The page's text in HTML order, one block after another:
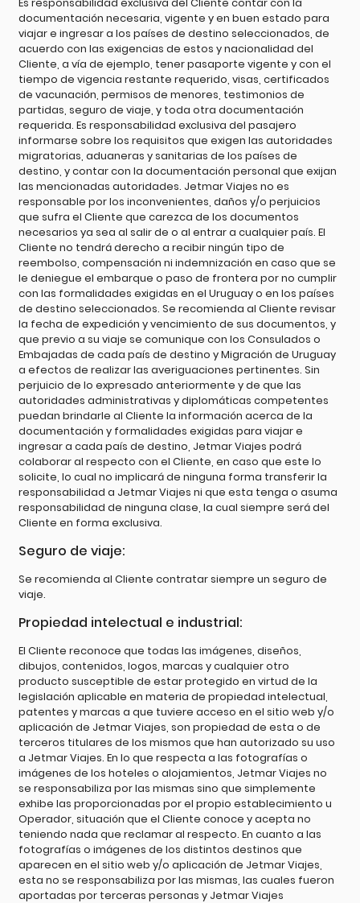
Es responsabilidad exclusiva del Cliente contar con la
documentación necesaria, vigente y en buen estado para
viajar e ingresar a los países de destino seleccionados, de
acuerdo con las exigencias de estos y nacionalidad del
Cliente, a vía de ejemplo, tener pasaporte vigente y con el
tiempo de vigencia restante requerido, visas, certificados
de vacunación, permisos de menores, testimonios de
partidas, seguro de viaje, y toda otra documentación
requerida. Es responsabilidad exclusiva del pasajero
informarse sobre los requisitos que exigen las autoridades
migratorias, aduaneras y sanitarias de los países de
destino, y contar con la documentación personal que exijan
las mencionadas autoridades. Jetmar Viajes no es
responsable por los inconvenientes, daños y/o perjuicios
que sufra el Cliente que carezca de los documentos
necesarios ya sea al salir de o al entrar a cualquier país. El
Cliente no tendrá derecho a recibir ningún tipo de
reembolso, compensación ni indemnización en caso que se
le deniegue el embarque o paso de frontera por no cumplir
con las formalidades exigidas en el Uruguay o en los países
de destino seleccionados. Se recomienda al Cliente revisar
la fecha de expedición y vencimiento de sus documentos, y
que previo a su viaje se comunique con los Consulados o
Embajadas de cada país de destino y Migración de Uruguay
a efectos de realizar las averiguaciones pertinentes. Sin
perjuicio de lo expresado anteriormente y de que las
autoridades administrativas y diplomáticas competentes
puedan brindarle al Cliente la información acerca de la
documentación y formalidades exigidas para viajar e
ingresar a cada país de destino, Jetmar Viajes podrá
colaborar al respecto con el Cliente, en caso que este lo
solicite, lo cual no implicará de ninguna forma transferir la
responsabilidad a Jetmar Viajes ni que esta tenga o asuma
responsabilidad de ninguna clase, la cual siempre será del
Cliente en forma exclusiva.
Seguro de viaje:
Se recomienda al Cliente contratar siempre un seguro de
viaje.
Propiedad intelectual e industrial:
El Cliente reconoce que todas las imágenes, diseños,
dibujos, contenidos, logos, marcas y cualquier otro
producto susceptible de estar protegido en virtud de la
legislación aplicable en materia de propiedad intelectual,
patentes y marcas a que tuviere acceso en el sitio web y/o
aplicación de Jetmar Viajes, son propiedad de esta o de
terceros titulares de los mismos que han autorizado su uso
a Jetmar Viajes. En lo que respecta a las fotografías o
imágenes de los hoteles o alojamientos, Jetmar Viajes no
se responsabiliza por las mismas sino que simplemente
exhibe las proporcionadas por el propio establecimiento u
Operador, situación que el Cliente conoce y acepta no
teniendo nada que reclamar al respecto. En cuanto a las
fotografías o imágenes de los distintos destinos que
aparecen en el sitio web y/o aplicación de Jetmar Viajes,
esta no se responsabiliza por las mismas, las cuales fueron
aportadas por terceras personas y Jetmar Viajes